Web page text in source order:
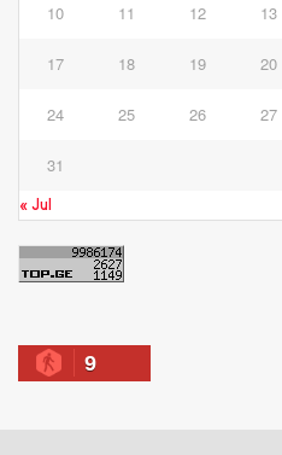
10 11 12 13
17 18 19 20
24 25 26 27
31
« Jul
9